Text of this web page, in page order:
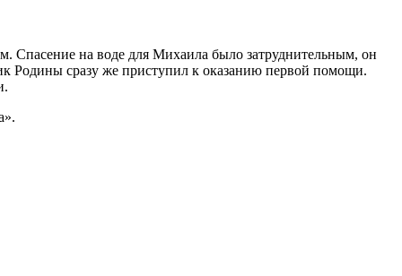
Спасение на воде для Михаила было затруднительным, он
Родины сразу же приступил к оказанию первой помощи.